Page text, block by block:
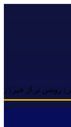
تر از خبر | روشن